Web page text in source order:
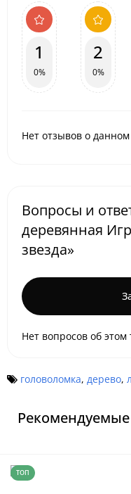
1
0%
2
0%
Нет отзывов о
Вопросы и
деревянная
звезда»
Нет вопросов об этом
головоломка, дерево,
ТОП